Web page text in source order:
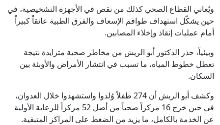
ويُعاني القطاع الصحي كذلك من نقص في الأجهزة التشخيصية، في
حين يشكّل استهداف طواقم الإسعاف والفرق الطبية عائقاً كبيراً
أمام عمليات إنقاذ وإخلاء المصابين.
وبيئياً، حذر الدكتور أبو الريش من مخاطر صحية متزايدة نتيجة
تعطل خطوط المياه، ما تسبب في انتشار الأمراض والأوبئة بين
السكان.
وكشف أبو الريش أن 274 طفلاً وُلدوا واستشهدوا خلال العدوان،
في حين خرج 16 مركزاً صحياً من أصل 52 مركزاً للرعاية الأولية
عن الخدمة بالكامل، ما يزيد من الضغط على المراكز المتبقية.